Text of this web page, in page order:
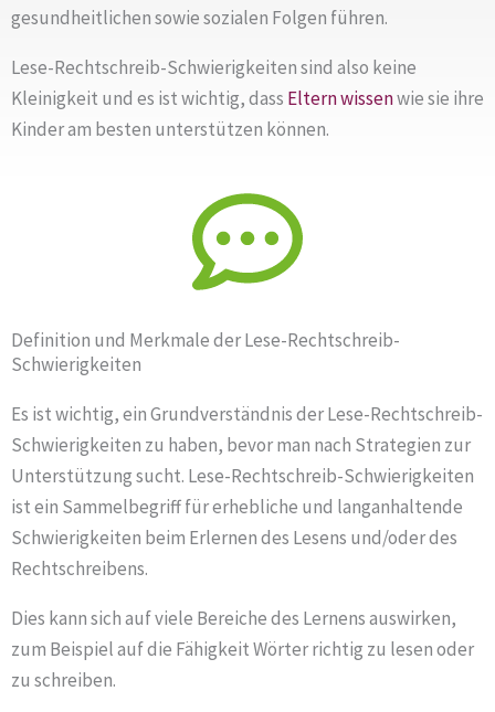
gesundheitlichen sowie sozialen Folgen führen.
Lese-Rechtschreib-Schwierigkeiten sind also keine
Kleinigkeit und es ist wichtig, dass Elternwissenwie sie ihre
Kinder am besten unterstützen können.
Definition und Merkmale der Lese-Rechtschreib-
Schwierigkeiten
Es ist wichtig, ein Grundverständnis der Lese-Rechtschreib-
Schwierigkeiten zu haben, bevor man nach Strategien zur
Unterstützung sucht. Lese-Rechtschreib-Schwierigkeiten
ist ein Sammelbegriff für erhebliche und langanhaltende
Schwierigkeiten beim Erlernen des Lesens und/oder des
Rechtschreibens.
Dies kann sich auf viele Bereiche des Lernens auswirken,
zum Beispiel auf die Fähigkeit Wörter richtig zu lesen oder
zu schreiben.